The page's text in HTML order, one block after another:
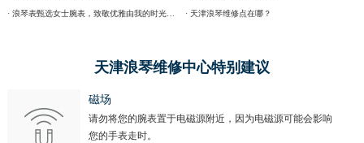
· 浪琴表甄选女士腕表，致敬优雅由我的时光态度 · 天津浪琴维修点在哪？
天津浪琴维修中心特别建议
磁场
请勿将您的腕表置于电磁源附近，因为电磁源可能会影响
您的手表走时。